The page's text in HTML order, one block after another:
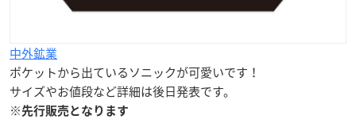
中外鉱業
ポケットから出ているソニックが可愛いです！
サイズやお値段など詳細は後日発表です。
※先行販売となります